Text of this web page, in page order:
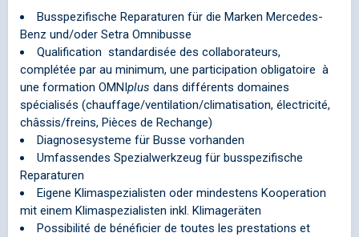
Busspezifische Reparaturen für die Marken Mercedes-
Benz und/oder Setra Omnibusse
Qualification standardisée des collaborateurs,
complétée par au minimum, une participation obligatoire à
une formation OMNIplus dans différents domaines
spécialisés (chauffage/ventilation/climatisation, électricité,
châssis/freins, Pièces de Rechange)
Diagnosesysteme für Busse vorhanden
Umfassendes Spezialwerkzeug für busspezifische
Reparaturen
Eigene Klimaspezialisten oder mindestens Kooperation
mit einem Klimaspezialisten inkl. Klimageräten
Possibilité de bénéficier de toutes les prestations et